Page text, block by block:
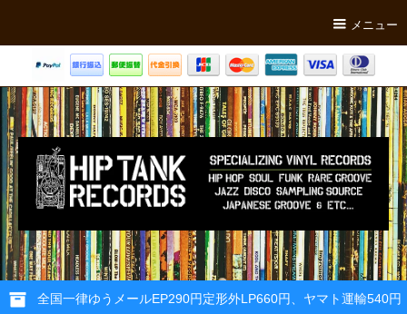
メニュー
全国一律ゆうメールEP290円定形外LP660円、ヤマト運輸540円